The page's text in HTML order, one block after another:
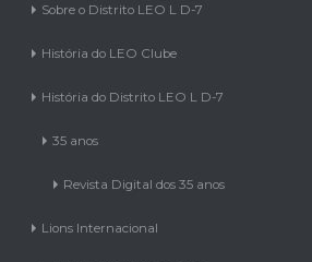
Sobre o Distrito LEO L D-7
História do LEO Clube
História do Distrito LEO L D-7
35 anos
Revista Digital dos 35 anos
Lions Internacional